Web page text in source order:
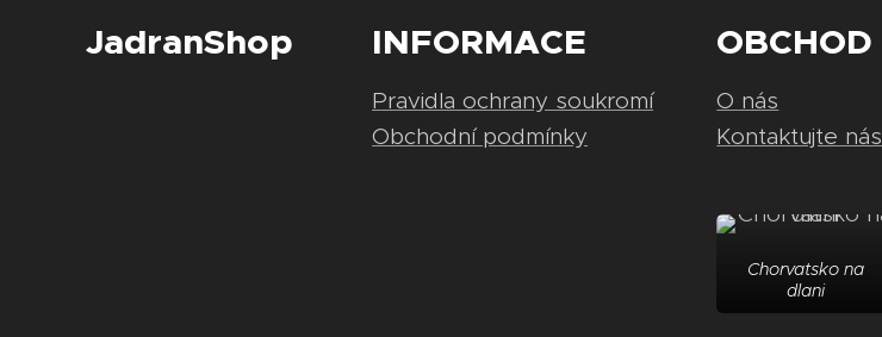
JadranShop INFORMACE
Pravidla ochrany soukromí
Obchodní podmínky
OBCHOD
O nás
Kontaktujte nás
Chorvatsko na
dlani